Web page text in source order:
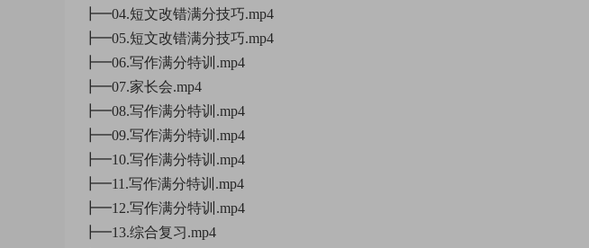
┣━04.短文改错满分技巧.mp4
┣━05.短文改错满分技巧.mp4
┣━06.写作满分特训.mp4
┣━07.家长会.mp4
┣━08.写作满分特训.mp4
┣━09.写作满分特训.mp4
┣━10.写作满分特训.mp4
┣━11.写作满分特训.mp4
┣━12.写作满分特训.mp4
┣━13.综合复习.mp4